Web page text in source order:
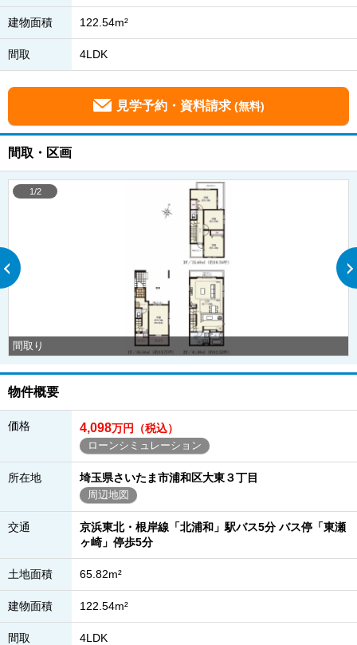
建物面積 122.54m²
間取 4LDK
見学予約・資料請求 (無料)
間取・区画
間取り
1/2
物件概要
価格 4,098万円（税込）
ローンシミュレーション
所在地 埼玉県さいたま市浦和区大東３丁目
周辺地図
交通
京浜東北・根岸線「北浦和」駅バス5分 バス停「東瀬
ヶ崎」停歩5分
土地面積 65.82m²
建物面積 122.54m²
間取 4LDK